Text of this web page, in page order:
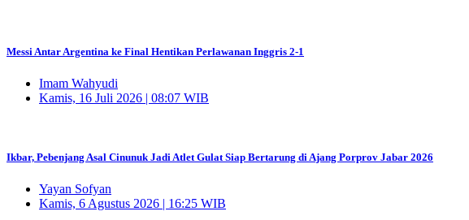
Messi Antar Argentina ke Final Hentikan Perlawanan Inggris 2-1
Imam Wahyudi
Kamis, 16 Juli 2026 | 08:07 WIB
Ikbar, Pebenjang Asal Cinunuk Jadi Atlet Gulat Siap Bertarung di Ajang Porprov Jabar 2026
Yayan Sofyan
Kamis, 6 Agustus 2026 | 16:25 WIB